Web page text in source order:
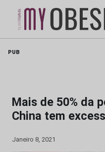
PUB
Mais de 50% da
China tem
Janeiro 8, 2021